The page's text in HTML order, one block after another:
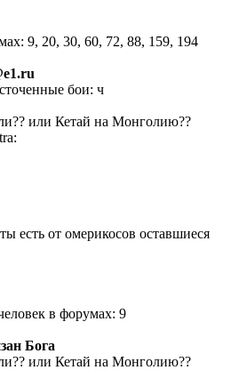
бои: ч
или Кетай на Монголию??
есть от омерикосов оставшиеся
Бога
или Кетай на Монголию??